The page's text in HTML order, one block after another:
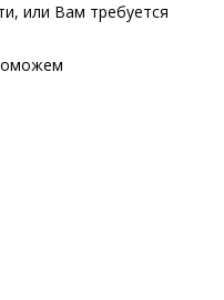
или Вам требуется